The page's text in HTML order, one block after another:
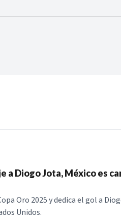
a Diogo Jota, México es
Oro 2025 y dedica el gol a
Unidos.